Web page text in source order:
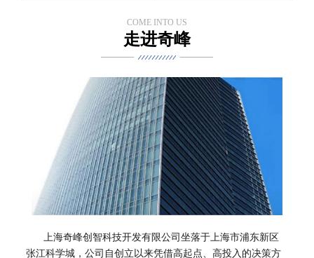
加盟案例展示 加盟案例展示,了解更多详细的内容
COME INTO US
走进奇峰
上海奇峰创智科技开发有限公司坐落于上海市浦东新区
张江科学城，公司自创立以来凭借高起点、高投入的决策方